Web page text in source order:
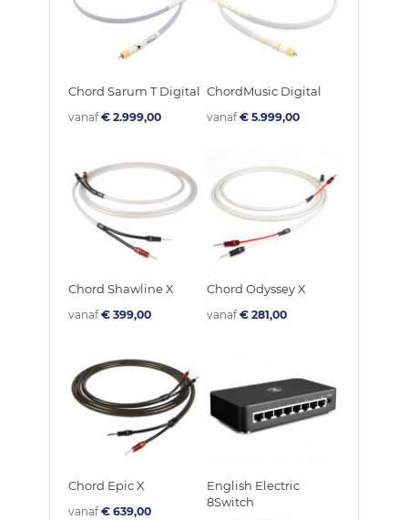
Chord Sarum T Digital
vanaf € 2.999,00
ChordMusic Digital
vanaf € 5.999,00
Chord Shawline X
vanaf € 399,00
Chord Odyssey X
vanaf € 281,00
Chord Epic X
vanaf € 639,00
English Electric
8Switch